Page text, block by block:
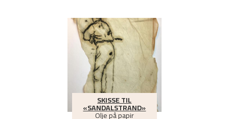
SKISSE TIL
«SANDALSTRAND»
Olje på papir